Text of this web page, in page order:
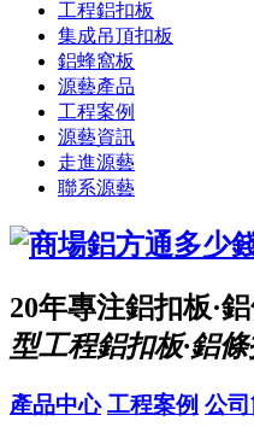
工程鋁扣板
集成吊頂扣板
鋁蜂窩板
源藝產品
工程案例
源藝資訊
走進源藝
聯系源藝
20年專注鋁扣板·
型工程鋁扣板·鋁
產品中心 工程案例 公